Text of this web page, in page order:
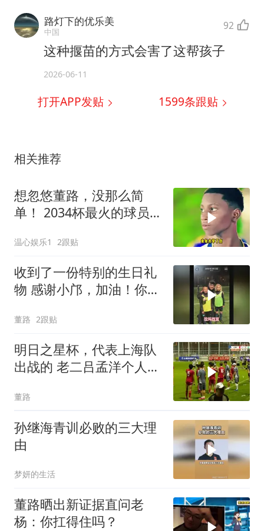
路灯下的优乐美
中国 92
这种揠苗的方式会害了这帮孩子
2026-06-11
打开APP发贴 1599条跟贴
相关推荐
想忽悠董路，没那么简
单！ 2034杯最火的球员基
温心娱乐1 2跟贴
收到了一份特别的生日礼
物 感谢小邝，加油！你是
球员！
董路 2跟贴
明日之星杯，代表上海队
出战的 老二吕孟洋个人表
董路
孙继海青训必败的三大理
由
梦妍的生活
董路晒出新证据直问老
杨：你扛得住吗？